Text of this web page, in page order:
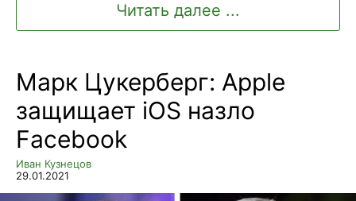
Читать далее ...
Марк Цукерберг: Apple
защищает iOS назло
Facebook
Иван Кузнецов
29.01.2021